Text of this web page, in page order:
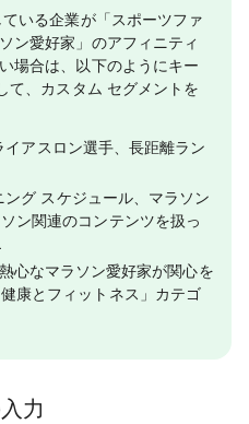
いる企業が「スポーツファ
ン愛好家」のアフィニティ
場合は、以下のようにキー
て、カスタム セグメントを
アスロン選手、長距離ラン
グ スケジュール、マラソン
ン関連のコンテンツを扱っ
心なマラソン愛好家が関心を
康とフィットネス」カテゴ
力